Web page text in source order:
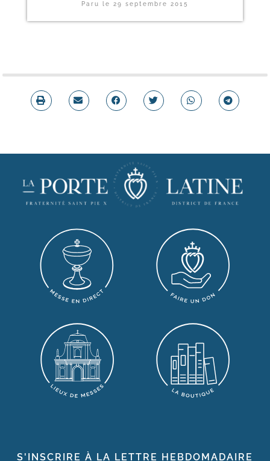
Paru le29 septembre 2015
S'INSCRIRE À LA LETTRE HEBDOMADAIRE